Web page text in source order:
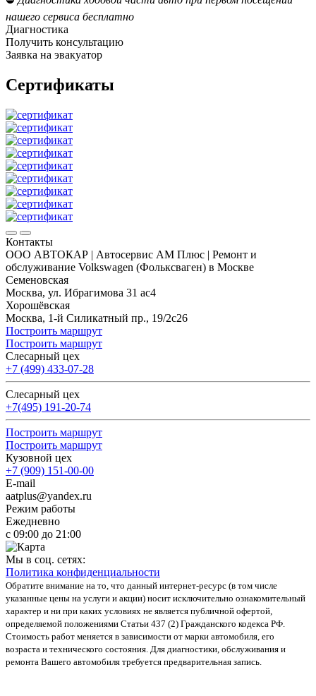
нашего сервиса бесплатно
Диагностика
Получить консультацию
Заявка на эвакуатор
Сертификаты
Контакты
ООО АВТОКАР | Автосервис АМ Плюс | Ремонт и
обслуживание Volkswagen (Фольксваген) в Москве
Семеновская
Москва, ул. Ибрагимова 31 ас4
Хорошёвская
Москва, 1-й Силикатный пр., 19/2с26
Построить маршрут
Построить маршрут
Слесарный цех
+7 (499) 433-07-28
Слесарный цех
+7(495) 191-20-74
Построить маршрут
Построить маршрут
Кузовной цех
+7 (909) 151-00-00
E-mail
aatplus@yandex.ru
Режим работы
Ежедневно
с 09:00 до 21:00
Мы в соц. сетях:
Политика конфиденциальности
Обратите внимание на то, что данный интернет-ресурс (в том числе
указанные цены на услуги и акции) носит исключительно ознакомительный
характер и ни при каких условиях не является публичной офертой,
определяемой положениями Статьи 437 (2) Гражданского кодекса РФ.
Стоимость работ меняется в зависимости от марки автомобиля, его
возраста и технического состояния. Для диагностики, обслуживания и
ремонта Вашего автомобиля требуется предварительная запись.